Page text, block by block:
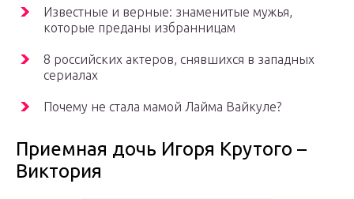
Известные и верные: знаменитые мужья,
которые преданы избранницам
8 российских актеров, снявшихся в западных
сериалах
Почему не стала мамой Лайма Вайкуле?
Приемная дочь Игоря Крутого –
Виктория